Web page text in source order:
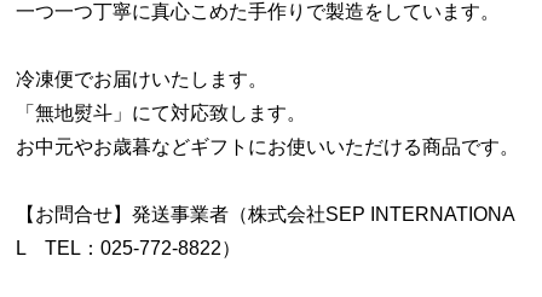
一つ一つ丁寧に真心こめた手作りで製造をしています。
冷凍便でお届けいたします。
「無地熨斗」にて対応致します。
お中元やお歳暮などギフトにお使いいただける商品です。
【お問合せ】発送事業者（株式会社SEP INTERNATIONA
L TEL：025-772-8822）